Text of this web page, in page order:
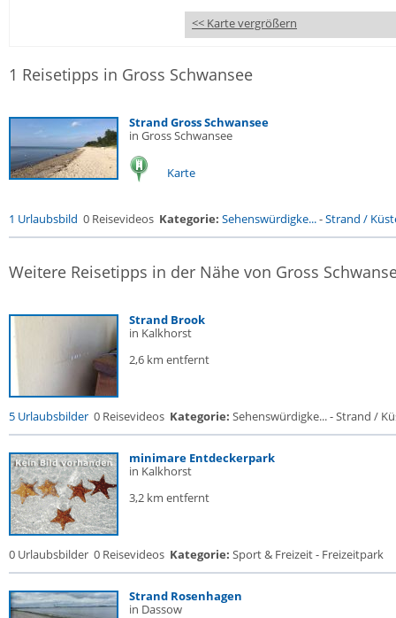
<< Karte vergrößern
1 Reisetipps in Gross Schwansee
Strand Gross Schwansee
in Gross Schwansee
Karte
1 Urlaubsbild 0 Reisevideos Kategorie: Sehenswürdigke...-Strand /
Weitere Reisetipps in der Nähe von Gross
Strand Brook
in Kalkhorst
2,6 km entfernt
5 Urlaubsbilder 0 Reisevideos Kategorie: Sehenswürdigke... - Strand /
minimare Entdeckerpark
in Kalkhorst
3,2 km entfernt
0 Urlaubsbilder 0 Reisevideos Kategorie: Sport & Freizeit - Freizeitpark
Strand Rosenhagen
in Dassow